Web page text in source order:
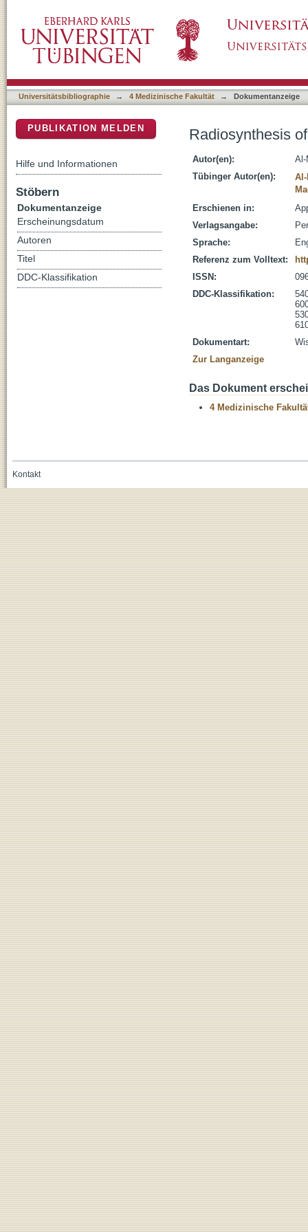
Universitätsbibliographie → 4 Medizinische Fakultät → Dokumentanzeige
Radiosynthesis
Autor(en):
Al-
Tübinger Autor(en):
Erschienen in:
Verlagsangabe:
Sprache:
Referenz zum Volltext:
ISSN:
DDC-Klassifikation:
Dokumentart:
Zur Langanzeige
Das Dokument
4 Medizinische
PUBLIKATION MELDEN
Hilfe und Informationen
Stöbern
Dokumentanzeige
Erscheinungsdatum
Autoren
Titel
DDC-Klassifikation
Kontakt